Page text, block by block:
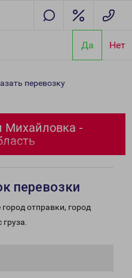
Да Нет
перевозку
Михайловка -
перевозки
отправки, город